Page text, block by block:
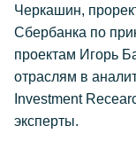
Черкашин,
Сбербанка по
проектам Игорь
отраслям в
Investment
эксперты.